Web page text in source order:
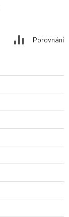
Porovnání